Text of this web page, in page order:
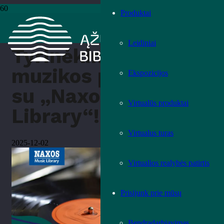
Produktai
Leidiniai
Ekspozicijos
Virtualūs produktai
Virtualus turas
Virtualios realybės patirtis
Prisijunk prie mūsų
Tyrinėkime muzikos pasaulį su „Naxos Music
Library“!
Tyrinėkime
muzikos pasaulį
su „Naxos Music
Library“!
2025-12-02